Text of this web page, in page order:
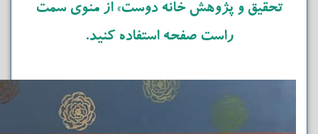
تحقیق و پژوهش خانه دوست» از منوی سمت
راست صفحه استفاده کنید.